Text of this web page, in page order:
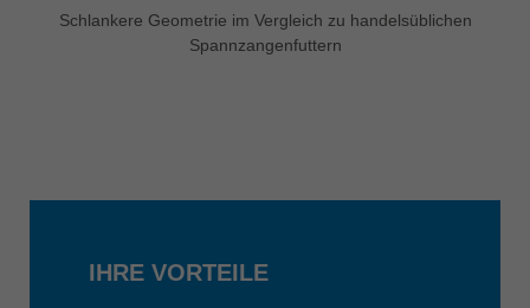
Schlankere Geometrie im Vergleich zu handelsüblichen
Spannzangenfuttern
IHRE VORTEILE